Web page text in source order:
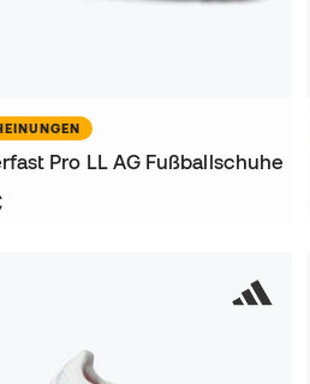
Pro LL AG Fußballschuhe